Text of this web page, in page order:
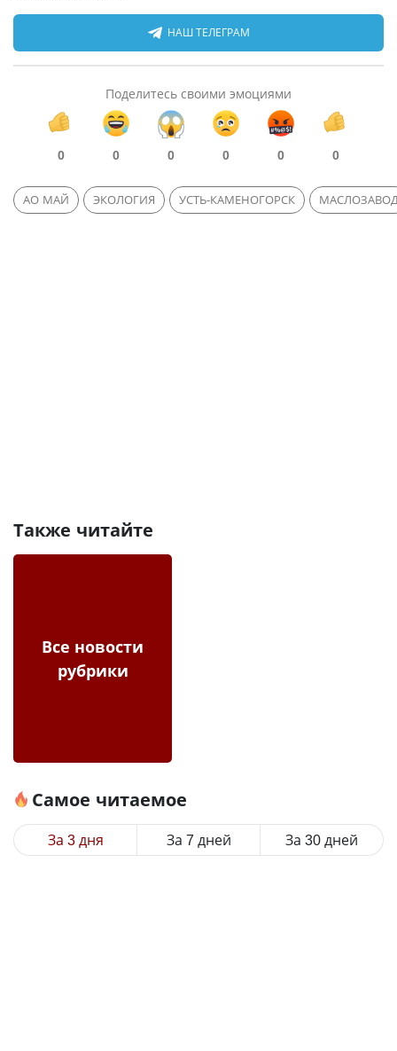
НАШ ТЕЛЕГРАМ
Поделитесь своими эмоциями
0 0 0 0 0 0
АО МАЙ ЭКОЛОГИЯ УСТЬ-КАМЕНОГОРСК
Также читайте
Все новости
рубрики
Самое читаемое
За 3 дня За 7 дней За 30 дней